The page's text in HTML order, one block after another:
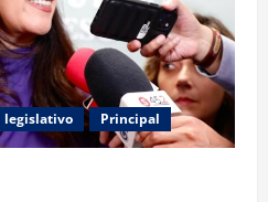
legislativo Principal